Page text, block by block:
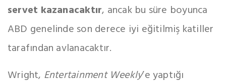
servet kazanacaktır, ancak bu süre boyunca
ABD genelinde son derece iyi eğitilmiş katiller
tarafından avlanacaktır.
Wright, Entertainment Weekly’e yaptığı